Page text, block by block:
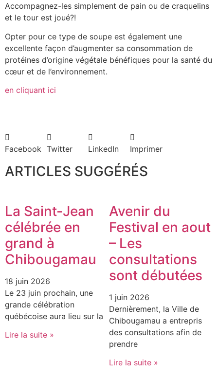
Accompagnez-les simplement de pain ou de craquelins
et le tour est joué?!
Opter pour ce type de soupe est également une
excellente façon d’augmenter sa consommation de
protéines d’origine végétale bénéfiques pour la santé du
cœur et de l’environnement.
en cliquant ici
Facebook Twitter LinkedIn Imprimer
ARTICLES SUGGÉRÉS
La Saint-Jean
célébrée en
grand à
Chibougamau
18 juin 2026
Le 23 juin prochain, une
grande célébration
québécoise aura lieu sur la
Lire la suite »
Avenir du
Festival en aout
– Les
consultations
sont débutées
1 juin 2026
Dernièrement, la Ville de
Chibougamau a entrepris
des consultations afin de
prendre
Lire la suite »